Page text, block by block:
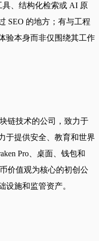
具、结构化检索或 AI 原
SEO 的地方；有与工程
验本身而非仅围绕其工作
链技术的公司，致力于
于提供安全、教育和世界
Pro、桌面、钱包和
价值观为核心的初创公
设施和监管资产。